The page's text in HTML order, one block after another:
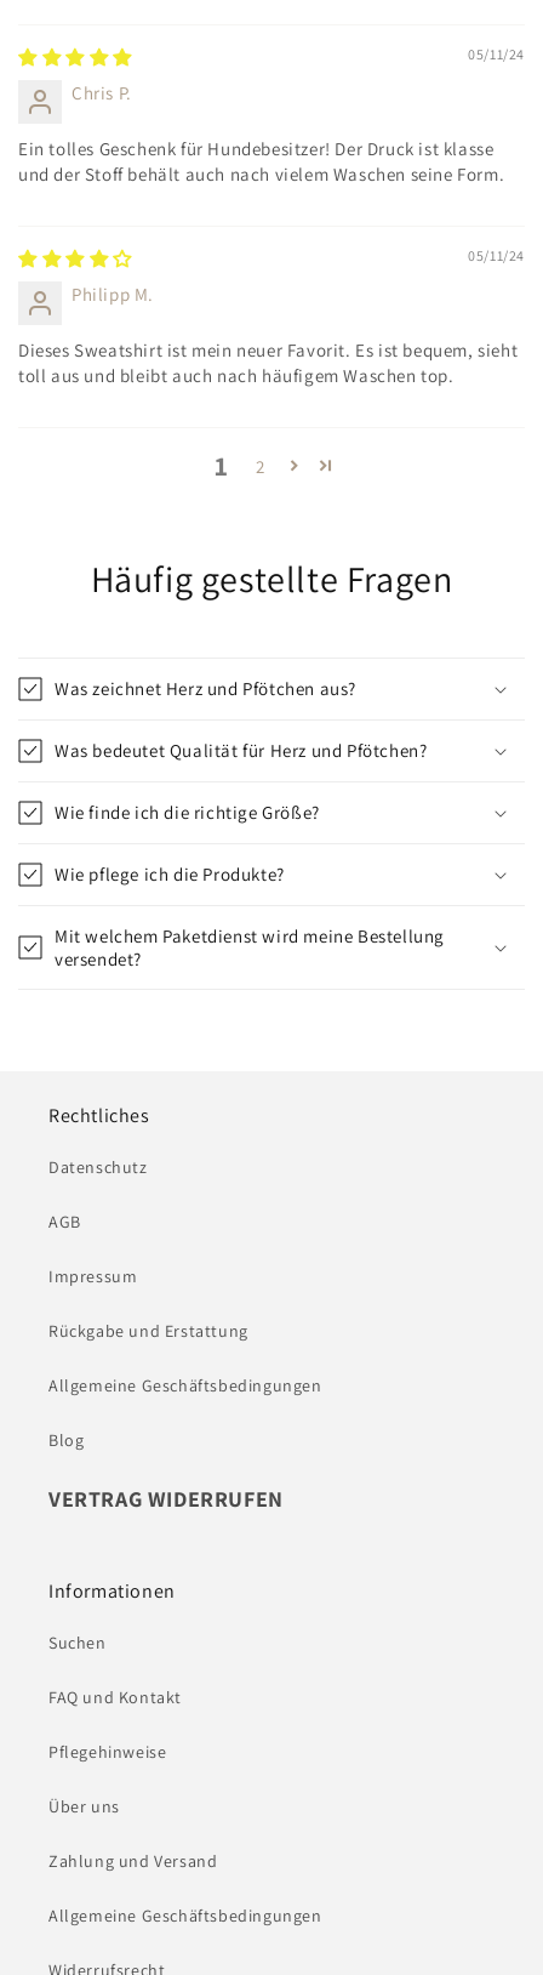
05/11/24
Chris P.
Ein tolles Geschenk für Hundebesitzer! Der Druck ist klasse
und der Stoff behält auch nach vielem Waschen seine Form.
05/11/24
Philipp M.
Dieses Sweatshirt ist mein neuer Favorit. Es ist bequem, sieht
toll aus und bleibt auch nach häufigem Waschen top.
1 2
Häufig gestellte Fragen
Was zeichnet Herz und Pfötchen aus?
Was bedeutet Qualität für Herz und Pfötchen?
Wie finde ich die richtige Größe?
Wie pflege ich die Produkte?
Mit welchem Paketdienst wird meine Bestellung
versendet?
Rechtliches
Datenschutz
AGB
Impressum
Rückgabe und Erstattung
Allgemeine Geschäftsbedingungen
Blog
VERTRAG WIDERRUFEN
Informationen
Suchen
FAQ und Kontakt
Pflegehinweise
Über uns
Zahlung und Versand
Allgemeine Geschäftsbedingungen
Widerrufsrecht